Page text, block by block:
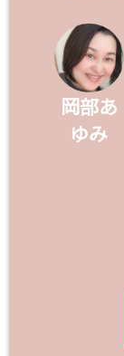
岡部あ
ゆみ